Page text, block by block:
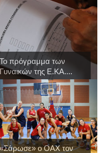
Το πρόγραμμα των
Γυναικών της Ε.ΚΑ....
«Σάρωσε» ο ΟΑΧ τον